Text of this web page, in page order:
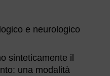
e neurologico
sinteticamente il
una modalità